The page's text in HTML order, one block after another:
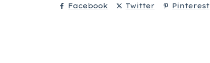
Facebook Twitter Pinterest